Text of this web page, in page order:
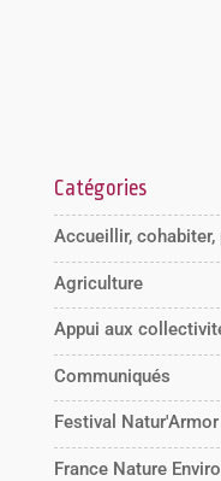
Catégories
Accueillir,
Agriculture
Appui aux
Communiqués
Festival Natur'Armor
France Nature